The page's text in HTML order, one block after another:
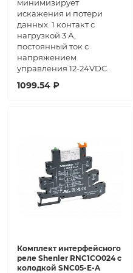
минимизирует
искажения и потери
данных. 1 контакт с
нагрузкой 3 А,
постоянный ток с
напряжением
управления 12-24VDC.
1099.54 ₽
Комплект интерфейсного
реле Shenler RNC1CO024 с
колодкой SNC05-E-A